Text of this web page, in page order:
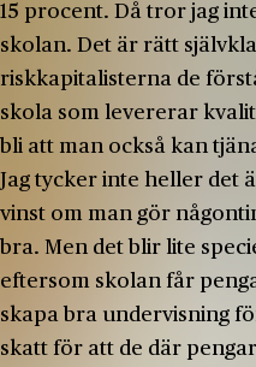
15 procent. Då tror jag
skolan. Det är rätt
riskkapitalisterna de
skola som levererar
bli att man också kan
Jag tycker inte heller det
vinst om man gör
bra. Men det blir lite
eftersom skolan får
skapa bra undervisning
skatt för att de där